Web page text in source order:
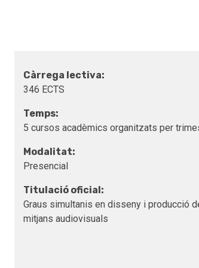
Càrrega lectiva:
346 ECTS
Temps:
5 cursos acadèmics organitzats per
Modalitat:
Presencial
Titulació oficial:
Graus simultanis en disseny i producció
mitjans audiovisuals